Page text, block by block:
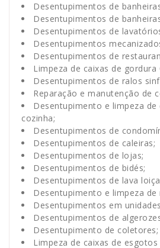
Desentupimentos de
Desentupimentos de
Desentupimentos de
Desentupimentos
Desentupimentos de
Limpeza de caixas de gordura
Desentupimentos de ralos
Reparação e manutenção de
Desentupimento e limpeza
cozinha;
Desentupimentos de
Desentupimentos de caleiras;
Desentupimentos de lojas;
Desentupimentos de bidés;
Desentupimentos de lava
Desentupimento e limpeza de
Desentupimentos em
Desentupimentos de
Desentupimento de coletores;
Limpeza de caixas de